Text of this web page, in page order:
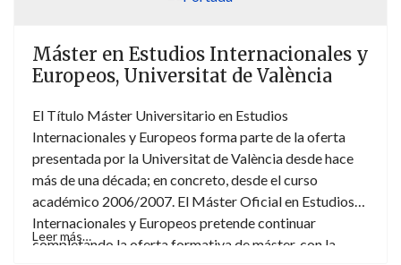
Máster en Estudios Internacionales y
Europeos, Universitat de València
El Título Máster Universitario en Estudios
Internacionales y Europeos forma parte de la oferta
presentada por la Universitat de València desde hace
más de una década; en concreto, desde el curso
académico 2006/2007. El Máster Oficial en Estudios
Internacionales y Europeos pretende continuar
completando la oferta formativa de máster, con la
Leer más…